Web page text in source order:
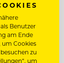
Benutzer
am Ende
um Cookies
zu
um